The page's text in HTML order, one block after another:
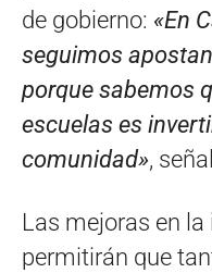
de gobierno: «En
seguimos
porque sabemos
escuelas es
comunidad»,
Las mejoras en
permitirán que